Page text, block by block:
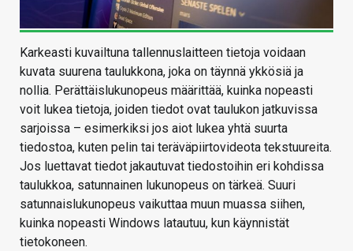
Karkeasti kuvailtuna tallennuslaitteen tietoja voidaan
kuvata suurena taulukkona, joka on täynnä ykkösiä ja
nollia. Perättäislukunopeus määrittää, kuinka nopeasti
voit lukea tietoja, joiden tiedot ovat taulukon jatkuvissa
sarjoissa – esimerkiksi jos aiot lukea yhtä suurta
tiedostoa, kuten pelin tai teräväpiirtovideota tekstuureita.
Jos luettavat tiedot jakautuvat tiedostoihin eri kohdissa
taulukkoa, satunnainen lukunopeus on tärkeä. Suuri
satunnaislukunopeus vaikuttaa muun muassa siihen,
kuinka nopeasti Windows latautuu, kun käynnistät
tietokoneen.